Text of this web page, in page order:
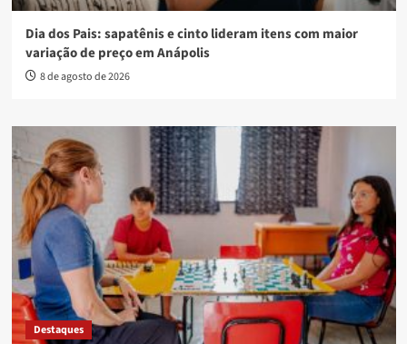
Dia dos Pais: sapatênis e cinto lideram itens com maior
variação de preço em Anápolis
8 de agosto de 2026
Destaques